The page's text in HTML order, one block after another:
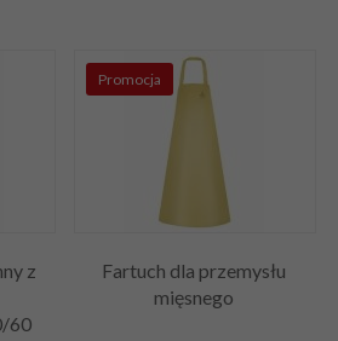
z
60
Promocja
Fartuch dla przemysłu
mięsnego